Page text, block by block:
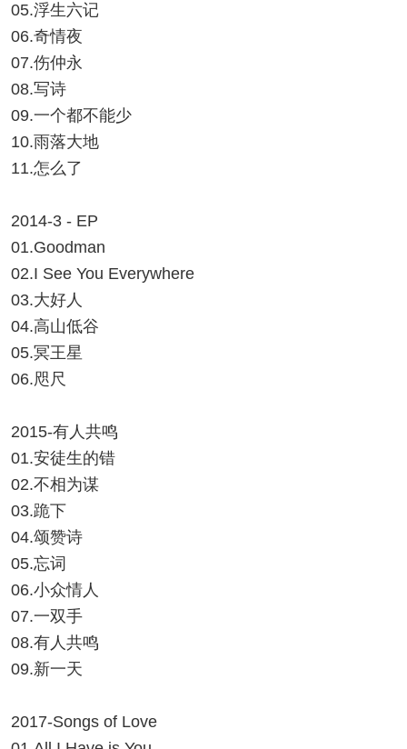
05.浮生六记
06.奇情夜
07.伤仲永
08.写诗
09.一个都不能少
10.雨落大地
11.怎么了
2014-3 - EP
01.Goodman
02.I See You Everywhere
03.大好人
04.高山低谷
05.冥王星
06.咫尺
2015-有人共鸣
01.安徒生的错
02.不相为谋
03.跪下
04.颂赞诗
05.忘词
06.小众情人
07.一双手
08.有人共鸣
09.新一天
2017-Songs of Love